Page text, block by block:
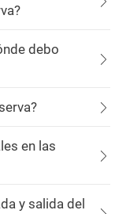
debo
en las
y salida del